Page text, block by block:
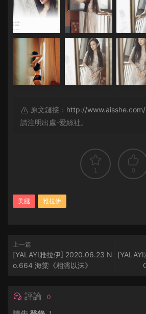
原文鏈接： http://
請注明出處-愛絲社。
1 0
美腿 雅拉伊
上一篇
[YALAYI雅拉伊] 2020.06.23 N
o.664 海棠《相濡以沫》
評論 0